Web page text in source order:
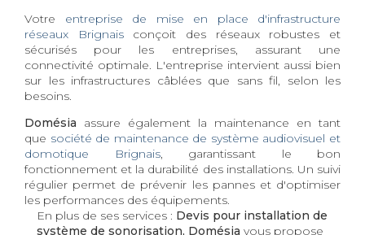
Votre entreprise de mise en place d'infrastructure
réseaux Brignaisconçoit des réseaux robustes et
sécurisés pour les entreprises, assurant une
connectivité optimale. L'entreprise intervient aussi bien
sur les infrastructures câblées que sans fil, selon les
besoins.
Domésia assure également la maintenance en tant
que société de maintenance de système audiovisuel et
domotique Brignais, garantissant le bon
fonctionnement et la durabilité des installations. Un suivi
régulier permet de prévenir les pannes et d'optimiser
les performances des équipements.
En plus de ses services : Devis pour installation de
système de sonorisation, Domésia vous propose